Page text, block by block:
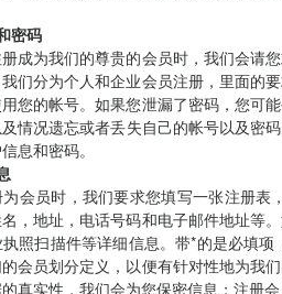
密码
成为我们的尊贵的会员时，我们会请
们分为个人和企业会员注册，里面的
您的帐号。如果您泄漏了密码，您可
情况遗忘或者丢失自己的帐号以及密
息和密码。
会员时，我们要求您填写一张注册
，地址，电话号码和电子邮件地址等
照扫描件等详细信息。带*的是必填
会员划分定义，以便有针对性地为我
真实性，我们会为您保密信息；注册